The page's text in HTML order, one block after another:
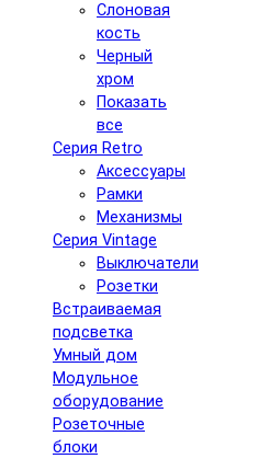
Слоновая
кость
Черный
хром
Показать
все
Серия Retro
Аксессуары
Рамки
Механизмы
Серия Vintage
Выключатели
Розетки
Встраиваемая
подсветка
Умный дом
Модульное
оборудование
Розеточные
блоки